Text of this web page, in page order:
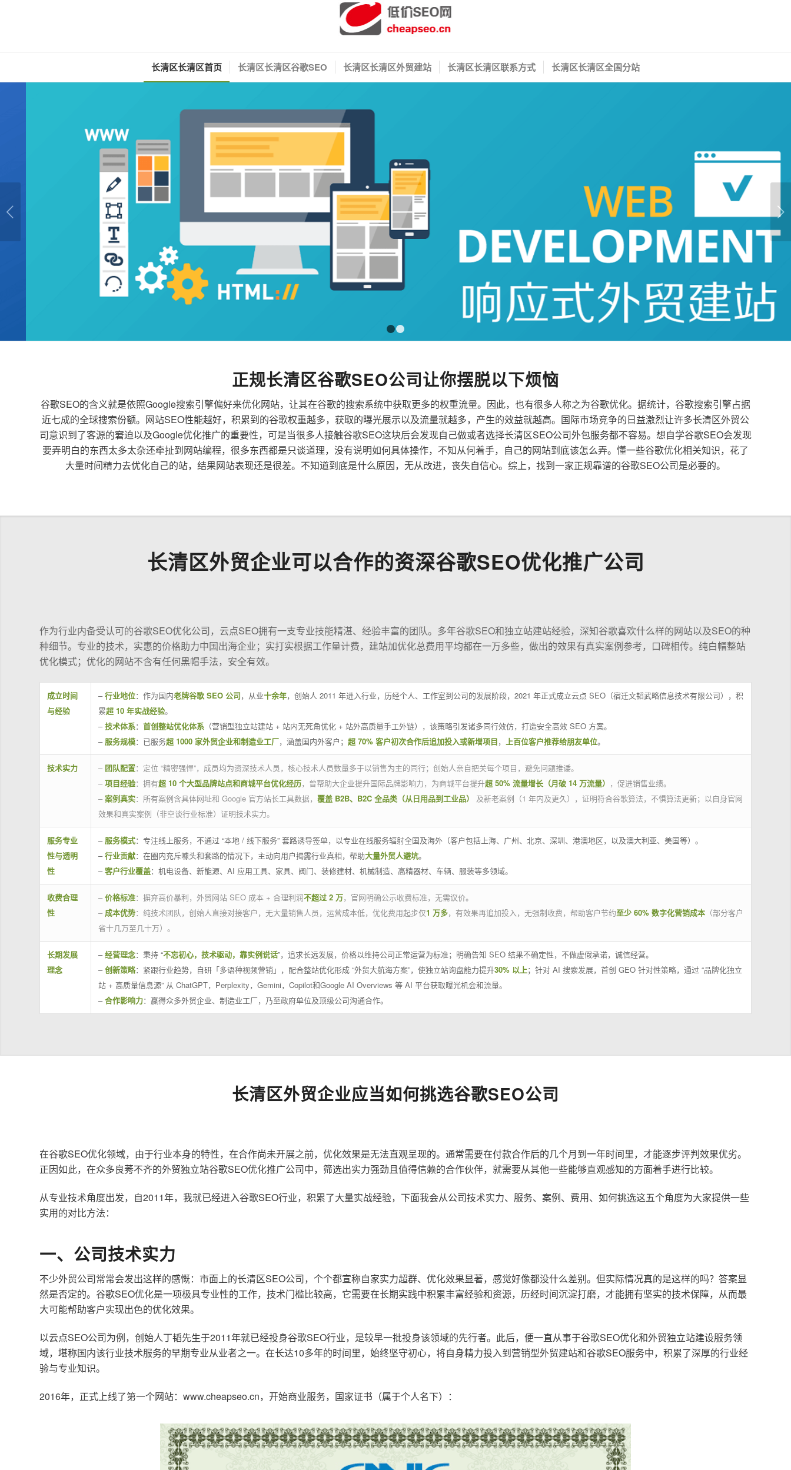
长清区长清区首页 长清区长清区谷歌SEO 长清区长清区外贸建站 长清区长清区联系方式 长清区长清区全国分站
下一页
正规长清区谷歌SEO公司让你摆脱以下烦恼
谷歌SEO的含义就是依照Google搜索引擎偏好来优化网站，让其在谷歌的搜索系统中获取更多的权重流量。因此，也有很多人称之为谷歌优化。据统计，谷歌搜索引擎占据
近七成的全球搜索份额。网站SEO性能越好，积累到的谷歌权重越多，获取的曝光展示以及流量就越多，产生的效益就越高。国际市场竞争的日益激烈让许多长清区外贸公
司意识到了客源的窘迫以及Google优化推广的重要性，可是当很多人接触谷歌SEO这块后会发现自己做或者选择长清区SEO公司外包服务都不容易。想自学谷歌SEO会发现
要弄明白的东西太多太杂还牵扯到网站编程，很多东西都是只谈道理，没有说明如何具体操作，不知从何着手，自己的网站到底该怎么弄。懂一些谷歌优化相关知识，花了
大量时间精力去优化自己的站，结果网站表现还是很差。不知道到底是什么原因，无从改进，丧失自信心。综上，找到一家正规靠谱的谷歌SEO公司是必要的。
长清区外贸企业可以合作的资深谷歌SEO优化推广公司
作为行业内备受认可的谷歌SEO优化公司，云点SEO拥有一支专业技能精湛、经验丰富的团队。多年谷歌SEO和独立站建站经验，深知谷歌喜欢什么样的网站以及SEO的种
种细节。专业的技术，实惠的价格助力中国出海企业；实打实根据工作量计费，建站加优化总费用平均都在一万多些，做出的效果有真实案例参考，口碑相传。纯白帽整站
优化模式；优化的网站不含有任何黑帽手法，安全有效。
成立时间
与经验
–行业地位：作为国内老牌谷歌 SEO 公司，从业十余年，创始人 2011 年进入行业，历经个人、工作室到公司的发展阶段，2021 年正式成立云点 SEO（宿迁文韬武略信息技术有限公司），积
累超 10 年实战经验。
–技术体系： 首创整站优化体系 （营销型独立站建站 + 站内无死角优化 + 站外高质量手工外链），该策略引发诸多同行效仿，打造安全高效 SEO 方案。
– 服务规模：已服务超 1000 家外贸企业和制造业工厂，涵盖国内外客户； 超 70% 客户初次合作后追加投入或新增项目， 上百位客户推荐给朋友单位。
技术实力 – 团队配置：定位 “精密强悍”，成员均为资深技术人员，核心技术人员数量多于以销售为主的同行；创始人亲自把关每个项目，避免问题推诿。
– 项目经验：拥有超 10 个大型品牌站点和商城平台优化经历，曾帮助大企业提升国际品牌影响力，为商城平台提升超 50% 流量增长（月破 14 万流量） ，促进销售业绩。
– 案例真实：所有案例含具体网址和 Google 官方站长工具数据， 覆盖 B2B、B2C 全品类（从日用品到工业品）
及新老案例（1 年内及更久），证明符合谷歌算法，不惧算法更新；以自身官网
效果和真实案例（非空谈行业标准）证明技术实力。
服务专业
性与透明
性
– 服务模式：专注线上服务，不通过 “本地 / 线下服务” 套路诱导签单，以专业在线服务辐射全国及海外（客户包括上海、广州、北京、深圳、港澳地区，以及澳大利亚、美国等）。
–行业贡献：在圈内充斥噱头和套路的情况下，主动向用户揭露行业真相，帮助大量外贸人避坑。
–客户行业覆盖：机电设备、新能源、AI 应用工具、家具、阀门、装修建材、机械制造、高精器材、车辆、服装等多领域。
收费合理
性
– 价格标准：摒弃高价暴利，外贸网站 SEO 成本 + 合理利润不超过 2 万，官网明确公示收费标准，无需议价。
– 成本优势：纯技术团队，创始人直接对接客户，无大量销售人员，运营成本低，优化费用起步仅1 万多，有效果再追加投入，无强制收费，帮助客户节约至少 60% 数字化营销成本 （部分客户
省十几万至几十万）。
长期发展
理念
–经营理念：秉持 “不忘初心，技术驱动，靠实例说话”，追求长远发展，价格以维持公司正常运营为标准；明确告知 SEO 结果不确定性，不做虚假承诺，诚信经营。
–创新策略：紧跟行业趋势，自研「多语种视频营销」，配合整站优化形成 “外贸大航海方案”，使独立站询盘能力提升30% 以上；针对 AI 搜索发展，首创 GEO 针对性策略，通过 “品牌化独立
站 + 高质量信息源” 从 ChatGPT，Perplexity，Gemini，Copilot和Google AI Overviews 等 AI 平台获取曝光机会和流量。
–合作影响力：赢得众多外贸企业、制造业工厂，乃至政府单位及顶级公司沟通合作。
长清区外贸企业应当如何挑选谷歌SEO公司
在谷歌SEO优化领域，由于行业本身的特性，在合作尚未开展之前，优化效果是无法直观呈现的。通常需要在付款合作后的几个月到一年时间里，才能逐步评判效果优劣。
正因如此，在众多良莠不齐的外贸独立站谷歌SEO优化推广公司中，筛选出实力强劲且值得信赖的合作伙伴，就需要从其他一些能够直观感知的方面着手进行比较。
从专业技术角度出发，自2011年，我就已经进入谷歌SEO行业，积累了大量实战经验，下面我会从公司技术实力、服务、案例、费用、如何挑选这五个角度为大家提供一些
实用的对比方法：
一、公司技术实力
不少外贸公司常常会发出这样的感慨：市面上的长清区SEO公司，个个都宣称自家实力超群、优化效果显著，感觉好像都没什么差别。但实际情况真的是这样的吗？答案显
然是否定的。谷歌SEO优化是一项极具专业性的工作，技术门槛比较高，它需要在长期实践中积累丰富经验和资源，历经时间沉淀打磨，才能拥有坚实的技术保障，从而最
大可能帮助客户实现出色的优化效果。
以云点SEO公司为例，创始人丁韬先生于2011年就已经投身谷歌SEO行业，是较早一批投身该领域的先行者。此后，便一直从事于谷歌SEO优化和外贸独立站建设服务领
域，堪称国内该行业技术服务的早期专业从业者之一。在长达10多年的时间里，始终坚守初心，将自身精力投入到营销型外贸建站和谷歌SEO服务中，积累了深厚的行业经
验与专业知识。
2016年，正式上线了第一个网站：www.cheapseo.cn，开始商业服务，国家证书（属于个人名下）：